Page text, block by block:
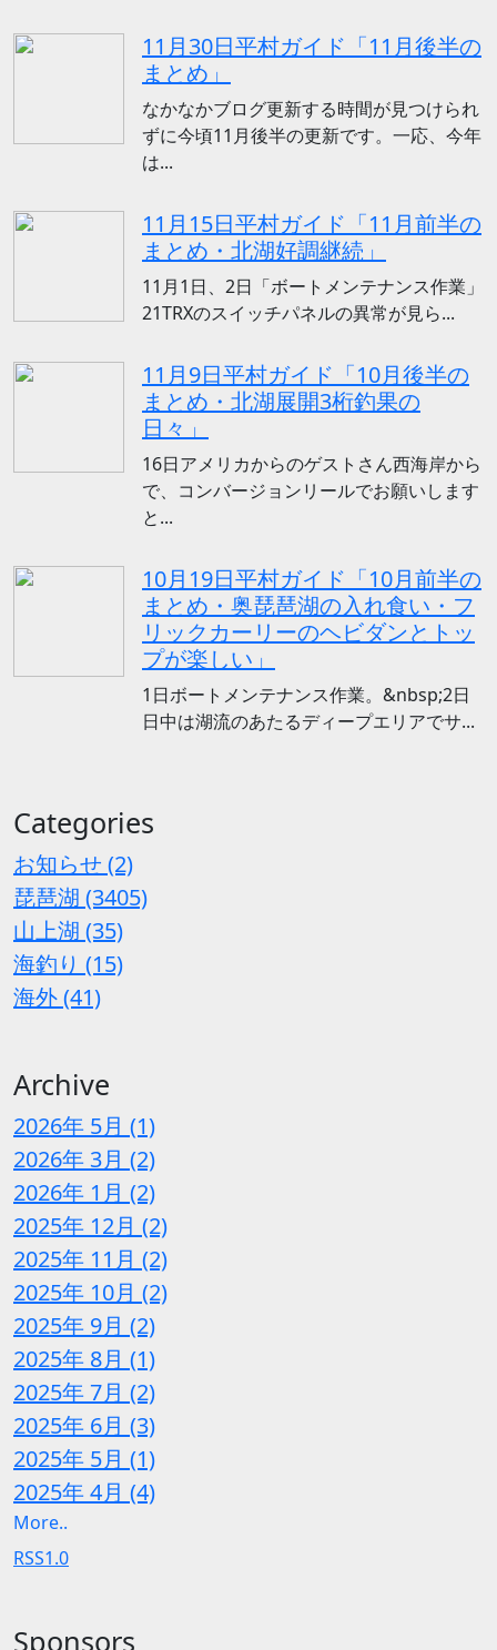
11月30日平村ガイド「11月後半の
まとめ」
なかなかブログ更新する時間が見つけられ
ずに今頃11月後半の更新です。一応、今年
は...
11月15日平村ガイド「11月前半の
まとめ・北湖好調継続」
11月1日、2日「ボートメンテナンス作業」
21TRXのスイッチパネルの異常が見ら...
11月9日平村ガイド「10月後半の
まとめ・北湖展開3桁釣果の
日々」
16日アメリカからのゲストさん西海岸から
で、コンバージョンリールでお願いします
と...
10月19日平村ガイド「10月前半の
まとめ・奥琵琶湖の入れ食い・フ
リックカーリーのヘビダンとトッ
プが楽しい」
1日ボートメンテナンス作業。&nbsp;2日
日中は湖流のあたるディープエリアでサ...
Categories
お知らせ (2)
琵琶湖 (3405)
山上湖 (35)
海釣り (15)
海外 (41)
Archive
2026年 5月 (1)
2026年 3月 (2)
2026年 1月 (2)
2025年 12月 (2)
2025年 11月 (2)
2025年 10月 (2)
2025年 9月 (2)
2025年 8月 (1)
2025年 7月 (2)
2025年 6月 (3)
2025年 5月 (1)
2025年 4月 (4)
More..
RSS1.0
Sponsors